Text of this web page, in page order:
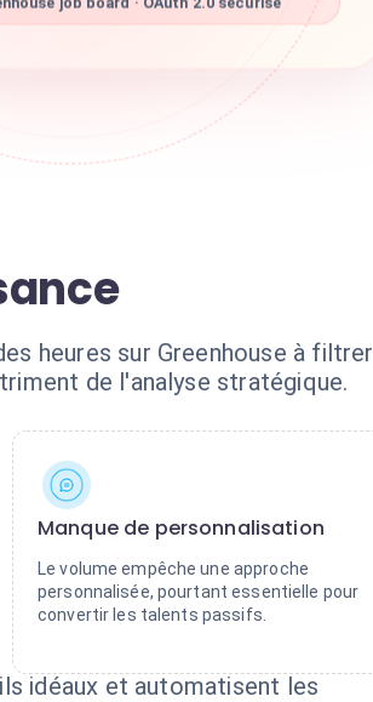
job board · OAuth 2.0 sécurisé
heures sur Greenhouse à filtrer
de l'analyse stratégique.
Manque de personnalisation
Le volume empêche une approche
personnalisée, pourtant essentielle pour
convertir les talents passifs.
idéaux et automatisent les